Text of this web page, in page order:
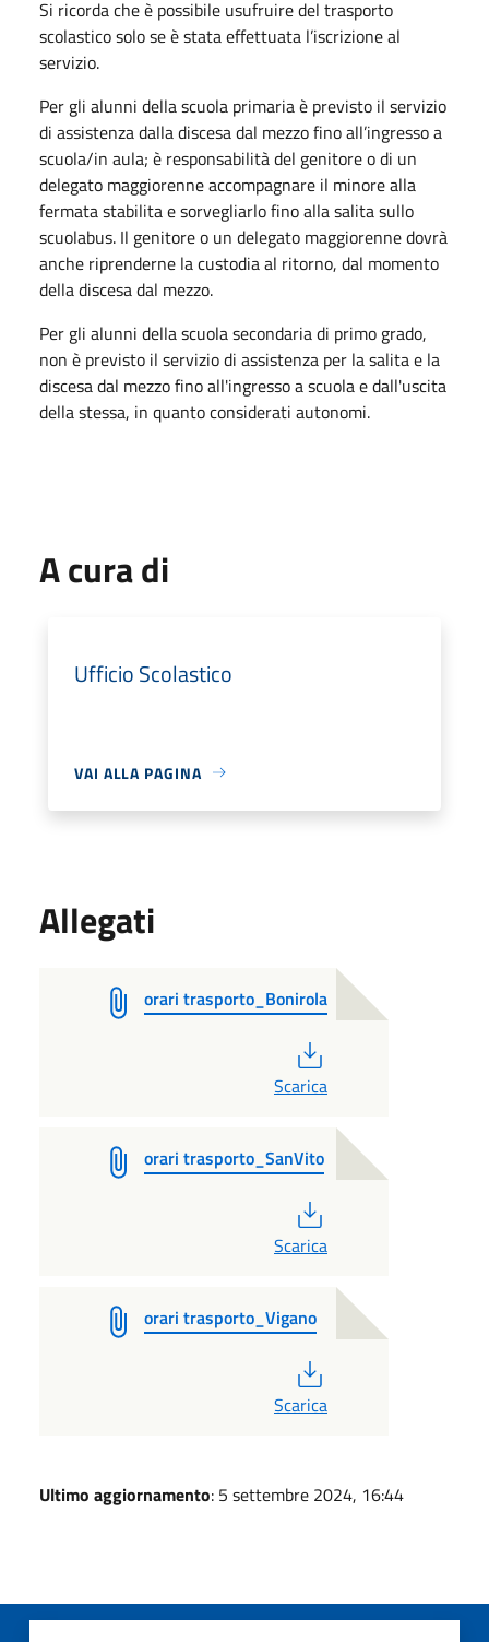
Si ricorda che è possibile usufruire del trasporto
scolastico solo se è stata effettuata l’iscrizione al
servizio.
Per gli alunni della scuola primaria è previsto il servizio
di assistenza dalla discesa dal mezzo fino all’ingresso a
scuola/in aula; è responsabilità del genitore o di un
delegato maggiorenne accompagnare il minore alla
fermata stabilita e sorvegliarlo fino alla salita sullo
scuolabus. Il genitore o un delegato maggiorenne dovrà
anche riprenderne la custodia al ritorno, dal momento
della discesa dal mezzo.
Per gli alunni della scuola secondaria di primo grado,
non è previsto il servizio di assistenza per la salita e la
discesa dal mezzo fino all'ingresso a scuola e dall'uscita
della stessa, in quanto considerati autonomi.
A cura di
Ufficio Scolastico
VAI ALLA PAGINA
Allegati
orari trasporto_Bonirola
Scarica
orari trasporto_SanVito
Scarica
orari trasporto_Vigano
Scarica
Ultimo aggiornamento: 5 settembre 2024, 16:44